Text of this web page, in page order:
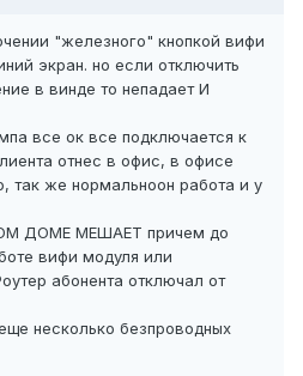
"железного" кнопкой вифи
экран. но если отключить
в винде то непадает И
все ок все подключается к
отнес в офис, в офисе
так же нормальноон работа и у
ДОМЕ МЕШАЕТ причем до
вифи модуля или
абонента отключал от
несколько безпроводных